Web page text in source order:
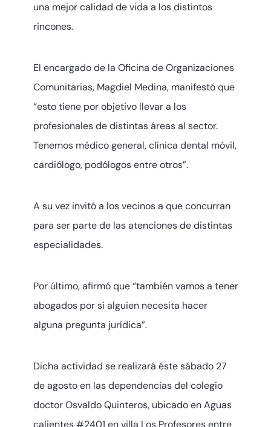
una mejor calidad de vida a los distintos
rincones.
El encargado de la Oficina de Organizaciones
Comunitarias, Magdiel Medina, manifestó que
“esto tiene por objetivo llevar a los
profesionales de distintas áreas al sector.
Tenemos médico general, clínica dental móvil,
cardiólogo, podólogos entre otros”.
A su vez invitó a los vecinos a que concurran
para ser parte de las atenciones de distintas
especialidades.
Por último, afirmó que “también vamos a tener
abogados por si alguien necesita hacer
alguna pregunta jurídica”.
Dicha actividad se realizará éste sábado 27
de agosto en las dependencias del colegio
doctor Osvaldo Quinteros, ubicado en Aguas